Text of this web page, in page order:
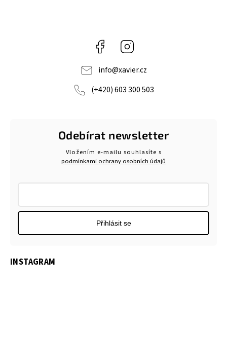
Facebook
info@xavier.cz
(+420) 603 300 503
Odebírat newsletter
Vložením e-mailu souhlasíte s
podmínkami ochrany osobních údajů
Přihlásit se
INSTAGRAM